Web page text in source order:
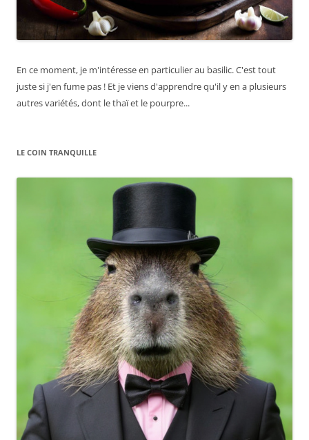
En ce moment, je m'intéresse en particulier au basilic. C'est tout
juste si j'en fume pas ! Et je viens d'apprendre qu'il y en a plusieurs
autres variétés, dont le thaï et le pourpre...
LE COIN TRANQUILLE